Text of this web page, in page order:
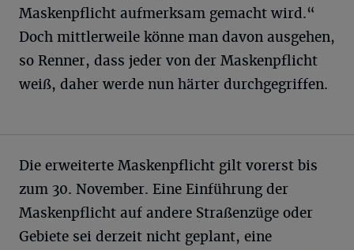
Maskenpflicht aufmerksam gemacht wird.“
Doch mittlerweile könne man davon ausgehen,
so Renner, dass jeder von der Maskenpflicht
weiß, daher werde nun härter durchgegriffen.
Die erweiterte Maskenpflicht gilt vorerst bis
zum 30. November. Eine Einführung der
Maskenpflicht auf andere Straßenzüge oder
Gebiete sei derzeit nicht geplant, eine